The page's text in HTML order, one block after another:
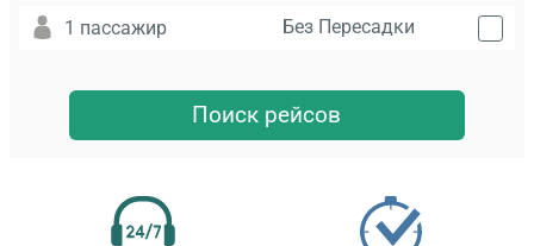
1 пассажир Без Пересадки
Поиск рейсов